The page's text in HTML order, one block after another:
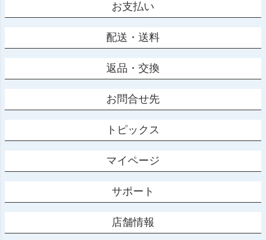
お支払い
配送・送料
返品・交換
お問合せ先
トピックス
マイページ
サポート
店舗情報